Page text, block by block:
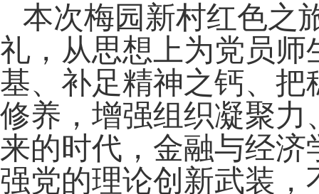
本次梅园新村红色之
礼 ，从思想上为党员师
基、补足精神之钙、
修养，增强组织凝聚力
来的时代，金融与经
强党的理论创新武装